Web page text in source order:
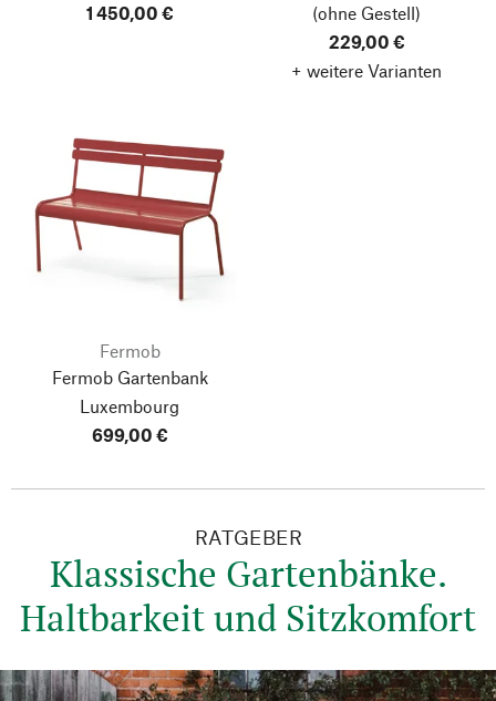
1 450,00 €
(ohne Gestell)
229,00 €
+ weitere Varianten
Fermob
Fermob Gartenbank
Luxembourg
699,00 €
RATGEBER
Klassische Gartenbänke.
Haltbarkeit und Sitzkomfort